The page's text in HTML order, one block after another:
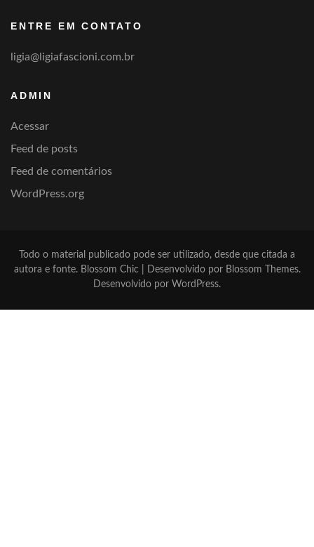
ENTRE EM CONTATO
ligia@ligiafascioni.com.br
ADMIN
Acessar
Feed de posts
Feed de comentários
WordPress.org
Todo o material publicado pode ser utilizado, desde que citada a
autora e fonte.Blossom Chic | Desenvolvido por Blossom Themes.
Desenvolvido por WordPress.